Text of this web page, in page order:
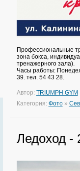
Профессиональные
зона бокса,
тренажерного зала).
Часы работы:
39. тел. 54 43 28.
Автор: TRIUMPH GYM
Категория: Фото»
Ледоход -